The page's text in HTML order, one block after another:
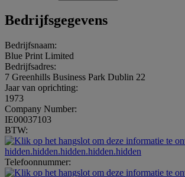
Bedrijfsgegevens
Bedrijfsnaam:
Blue Print Limited
Bedrijfsadres:
7 Greenhills Business Park Dublin 22
Jaar van oprichting:
1973
Company Number:
IE00037103
BTW:
hidden.hidden.hidden.hidden.hidden
Telefoonnummer: